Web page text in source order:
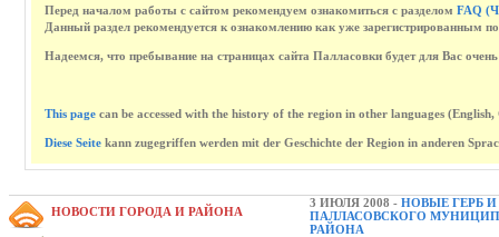
Перед началом работы с сайтом рекомендуем ознакомиться с разделом FAQ
Данный раздел рекомендуется к ознакомлению как уже зарегистрированным
Надеемся, что пребывание на страницах сайта Палласовки будет для Вас
This page can be accessed with the history of the region in other languages (English,
Diese Seite kann zugegriffen werden mit der Geschichte der Region in anderen
НОВОСТИ ГОРОДА И РАЙОНА
3 ИЮЛЯ 2008 - НОВЫЕ ГЕРБ И
ПАЛЛАСОВСКОГО
РАЙОНА